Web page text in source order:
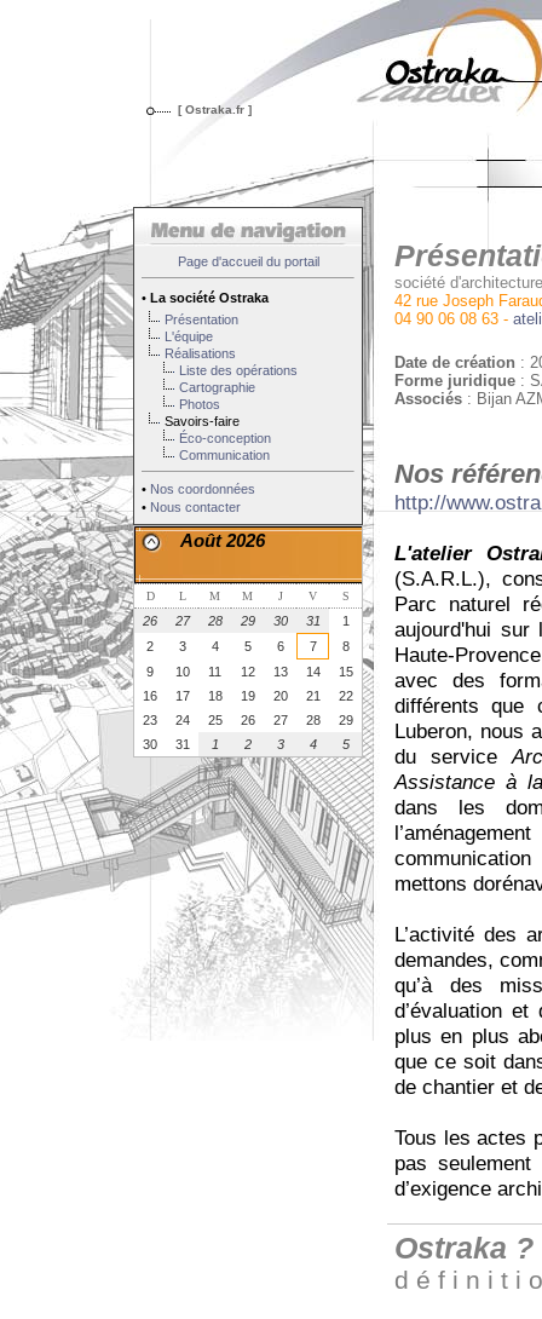
[ Ostraka.fr ]
Page d'accueil du portail
• La société Ostraka
Présentation
L'équipe
Réalisations
Liste des opérations
Cartographie
Photos
Savoirs-faire
Éco-conception
Communication
• Nos coordonnées
• Nous contacter
Août 2026
D L M M J V S
26 27 28 29 30 31
1
2
3 4 5 6 7
8
9
10 11 12 13 14
15
16
17 18 19 20 21
22
23
24 25 26 27 28
29
30
31 1 2 3 4 5
société
42 rue Joseph
04 90 06 08 63 -
Date de création :
Forme juridique :
Associés : Bijan
Nos
http://
L'atelier
(S.A.R.L.),
Parc naturel
aujourd'hui sur
Haute-
avec des
différents que
Luberon, nous
du service
Assistance à
dans les
mettons
L’activité des
demandes,
qu’à des
d’évaluation
plus en plus
que ce soit
de chantier et
Tous les actes
pas
d’exigence
Ostraka ?
d é f i n i t i